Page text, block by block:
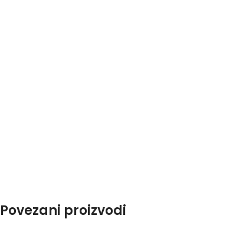
Povezani proizvodi